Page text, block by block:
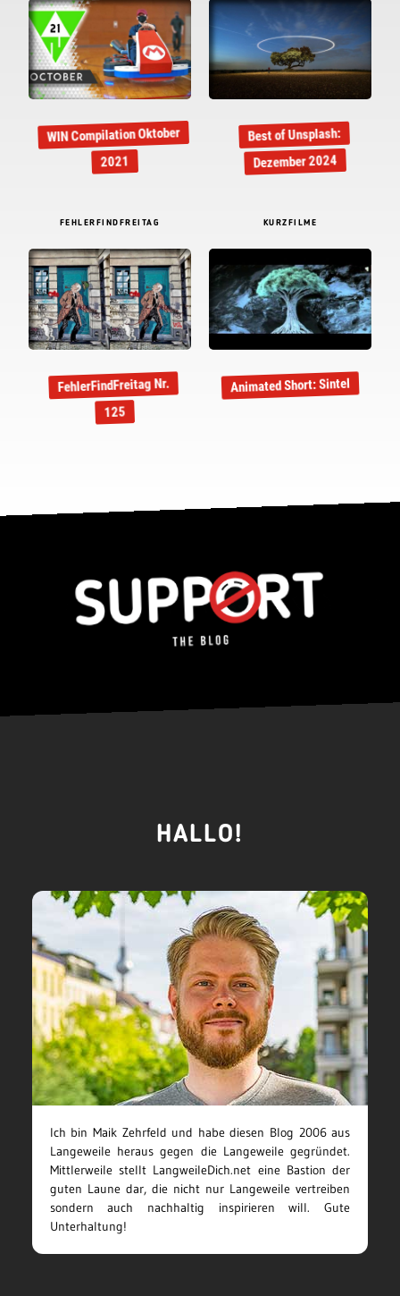
WIN Compilation Oktober
2021
Best of Unsplash:
Dezember 2024
FEHLERFINDFREITAG
FehlerFindFreitag Nr.
125
KURZFILME
Animated Short: Sintel
HALLO!
Ich bin Maik Zehrfeld und habe diesen Blog 2006 aus
Langeweile heraus gegen die Langeweile gegründet.
Mittlerweile stellt LangweileDich.net eine Bastion der
guten Laune dar, die nicht nur Langeweile vertreiben
sondern auch nachhaltig inspirieren will. Gute
Unterhaltung!